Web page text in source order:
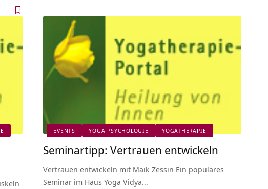
EVENTS YOGA PSYCHOLOGIE YOGATHERAPIE
Seminartipp: Vertrauen entwickeln
Vertrauen entwickeln mit Maik Zessin Ein populäres
Seminar im Haus Yoga Vidya…